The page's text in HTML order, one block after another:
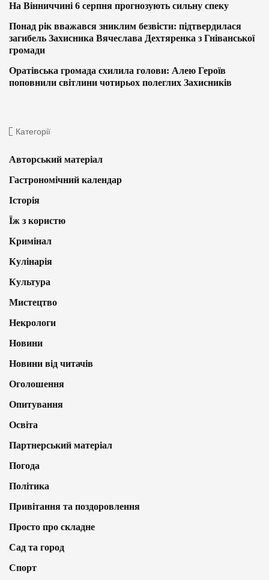
На Вінниччині 6 серпня прогнозують сильну спеку
Понад рік вважався зниклим безвісти: підтвердилася
загибель Захисника Вячеслава Дехтяренка з Гніванської
громади
Оратівська громада схилила голови: Алею Героїв
поповнили світлини чотирьох полеглих Захисників
Категорії
Авторський матеріал
Гастрономічний календар
Історія
Їж з користю
Кримінал
Кулінарія
Культура
Мистецтво
Некрологи
Новини
Новини від читачів
Оголошення
Опитування
Освіта
Партнерський матеріал
Погода
Політика
Привітання та поздоровлення
Просто про складне
Сад та город
Спорт